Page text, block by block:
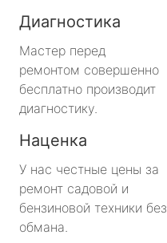
Диагностика
Мастер перед
ремонтом совершенно
бесплатно производит
диагностику.
Наценка
У нас честные цены за
ремонт садовой и
бензиновой техники без
обмана.